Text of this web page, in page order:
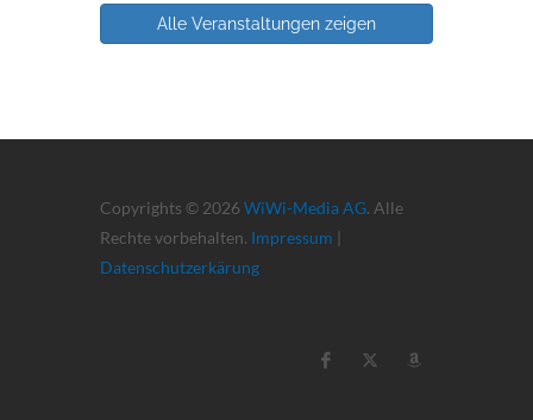
Alle Veranstaltungen zeigen
Copyrights © 2026 WiWi-Media AG. Alle
Rechte vorbehalten. Impressum |
Datenschutzerkärung